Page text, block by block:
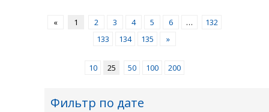
« 1 2 3 4 5 6 …
132
133
134 135 »
10 25 50 100 200
Фильтр по дате